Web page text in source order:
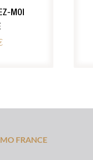
MOI
FRANCE